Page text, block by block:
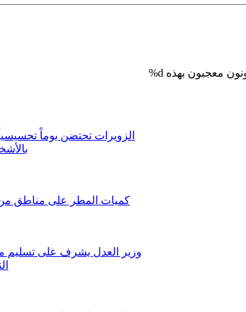
الزويرات تحتضن يوماً
كميات المطر على مناطق
وزير العدل يشرف على تسليم
%d